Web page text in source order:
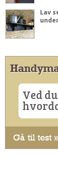
Lav
Ved
Gå til test »